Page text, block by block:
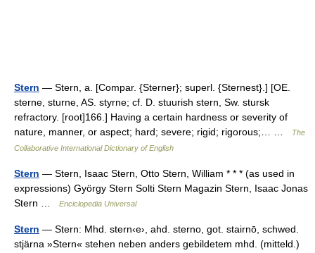
Stern — Stern, a. [Compar. {Sterner}; superl. {Sternest}.] [OE.
sterne, sturne, AS. styrne; cf. D. stuurish stern, Sw. stursk
refractory. [root]166.] Having a certain hardness or severity of
nature, manner, or aspect; hard; severe; rigid; rigorous;… …
The
Collaborative International Dictionary of English
Stern — Stern, Isaac Stern, Otto Stern, William * * * (as used in
expressions) György Stern Solti Stern Magazin Stern, Isaac Jonas
Stern …
Enciclopedia Universal
Stern — Stern: Mhd. stern‹e›, ahd. sterno, got. stairnō, schwed.
stjärna »Stern« stehen neben anders gebildetem mhd. (mitteld.)